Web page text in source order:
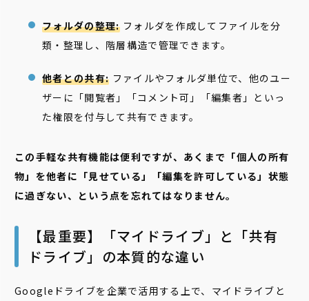
フォルダの整理:フォルダを作成してファイルを分
類・整理し、階層構造で管理できます。
他者との共有: ファイルやフォルダ単位で、他のユー
ザーに「閲覧者」「コメント可」「編集者」といっ
た権限を付与して共有できます。
この手軽な共有機能は便利ですが、あくまで「個人の所有
物」を他者に「見せている」「編集を許可している」状態
に過ぎない、という点を忘れてはなりません。
【最重要】「マイドライブ」と「共有
ドライブ」の本質的な違い
Googleドライブを企業で活用する上で、マイドライブと